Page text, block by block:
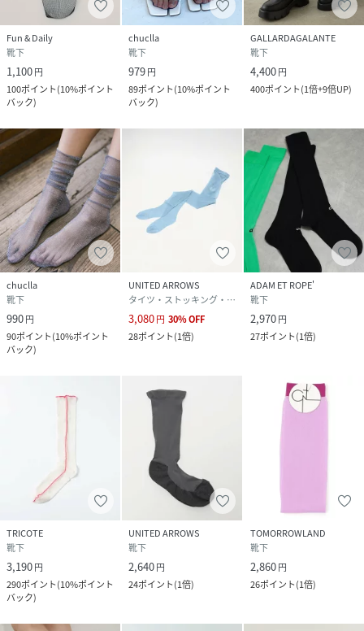
Fun & Daily
靴下
1,100円
100ポイント(10%ポイント
バック)
chuclla
靴下
979円
89ポイント(10%ポイント
バック)
GALLARDAGALANTE
靴下
4,400円
400ポイント(1倍+9倍UP)
chuclla
靴下
990円
90ポイント(10%ポイント
バック)
UNITED ARROWS
タイツ・ストッキング・パンスト
3,080円 30%OFF
28ポイント(1倍)
ADAM ET ROPE'
靴下
2,970円
27ポイント(1倍)
TRICOTE
靴下
3,190円
290ポイント(10%ポイント
バック)
UNITED ARROWS
靴下
2,640円
24ポイント(1倍)
TOMORROWLAND
靴下
2,860円
26ポイント(1倍)